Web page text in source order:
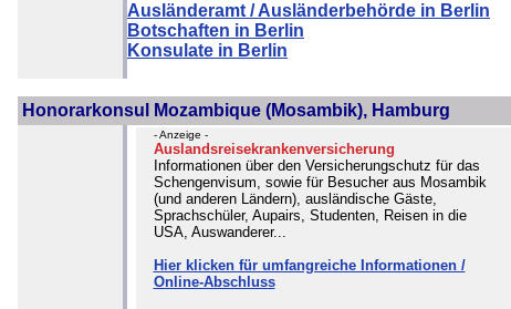
Ausländeramt / Ausländerbehörde in Berlin
Botschaften in Berlin
Konsulate in Berlin
Honorarkonsul Mozambique (Mosambik), Hamburg
- Anzeige -
Auslandsreisekrankenversicherung
Informationen über den Versicherungschutz für das
Schengenvisum, sowie für Besucher aus Mosambik
(und anderen Ländern), ausländische Gäste,
Sprachschüler, Aupairs, Studenten, Reisen in die
USA, Auswanderer...
Hier klicken für umfangreiche Informationen /
Online-Abschluss